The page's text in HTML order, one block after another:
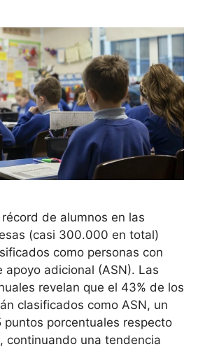
de alumnos en las
(casi 300.000 en total)
como personas con
apoyo adicional (ASN). Las
revelan que el 43% de los
clasificados como ASN, un
puntos porcentuales respecto
continuando una tendencia